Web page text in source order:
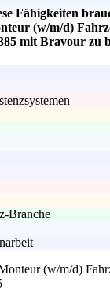
Fähigkeiten
(w/m/d)
mit Bravour zu
Branche
(w/m/d)